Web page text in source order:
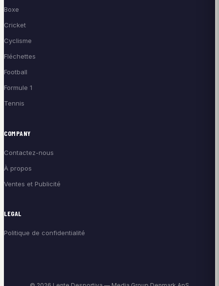
Boxe
Cricket
Cyclisme
Fléchettes
Football
Formule 1
Tennis
COMPANY
Contactez-nous
À propos
Ventes et Publicité
LEGAL
Politique de confidentialité